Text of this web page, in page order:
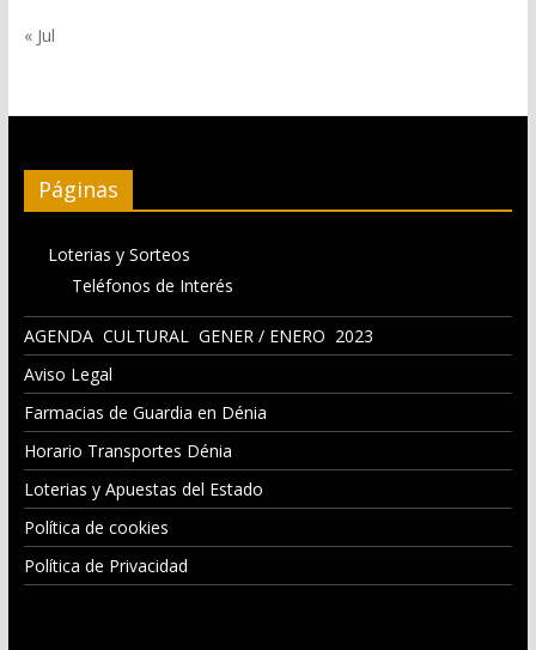
« Jul
Páginas
Loterias y Sorteos
Teléfonos de Interés
AGENDA CULTURAL GENER / ENERO 2023
Aviso Legal
Farmacias de Guardia en Dénia
Horario Transportes Dénia
Loterias y Apuestas del Estado
Política de cookies
Política de Privacidad